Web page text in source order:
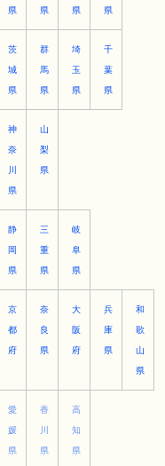
県 県 県 県
茨
城
県
群
馬
県
埼
玉
県
千
葉
県
神
奈
川
県
山
梨
県
静
岡
県
三
重
県
岐
阜
県
京
都
府
奈
良
県
大
阪
府
兵
庫
県
和
歌
山
県
愛
媛
県
香
川
県
高
知
県